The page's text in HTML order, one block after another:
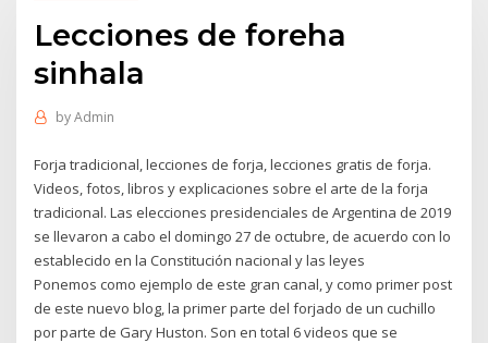
Lecciones de foreha
sinhala
byAdmin
Forja tradicional, lecciones de forja, lecciones gratis de forja.
Videos, fotos, libros y explicaciones sobre el arte de la forja
tradicional. Las elecciones presidenciales de Argentina de 2019
se llevaron a cabo el domingo 27 de octubre, de acuerdo con lo
establecido en la Constitución nacional y las leyes
Ponemos como ejemplo de este gran canal, y como primer post
de este nuevo blog, la primer parte del forjado de un cuchillo
por parte de Gary Huston. Son en total 6 videos que se